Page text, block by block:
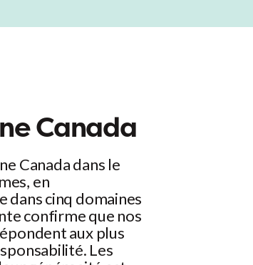
Canada
Canada dans le
en
dans cinq domaines
confirme que nos
aux plus
Les